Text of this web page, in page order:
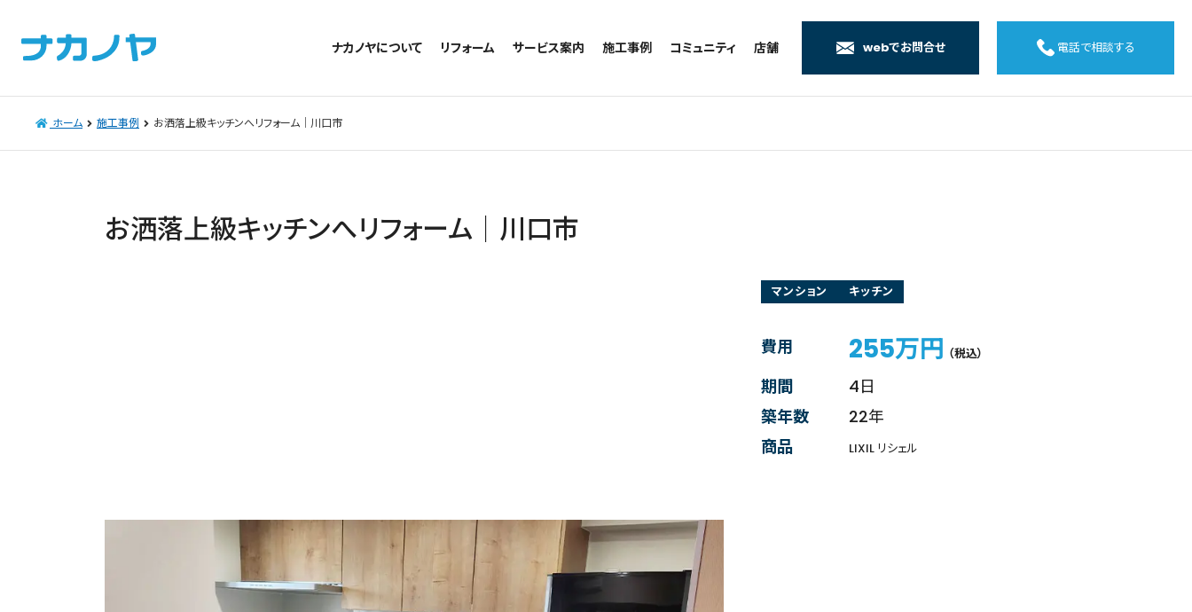
ナカノヤについて リフォーム
お風呂のリフォーム
洗面台のリフォーム
内装のリフォーム
水回りのリフォーム
サービス案内
相談室・よくある質問
施工事例
トイレの施工事例
キッチンの施工事例
コミュニティ
アルブル通信
ブログ
店舗
墨田店
日本橋店
webでお問合せ 電話で相談する
ホーム 施工事例 お洒落上級キッチンへリフォーム｜川口市
お洒落上級キッチンへリフォーム｜川口市
マンション キッチン
費用 255万円 （税込）
期間
4日
築年数
22年
商品
LIXIL リシェル